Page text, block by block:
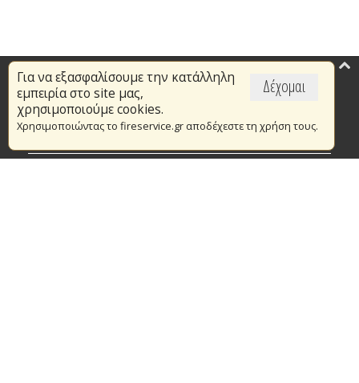
Δέχομαι
Για να εξασφαλίσουμε την κατάλληλη
εμπειρία στο site μας,
χρησιμοποιούμε cookies.
Χρησιμοποιώντας το fireservice.gr αποδέχεστε τη χρήση τους.
Επικαιρότητα
Το Πυροσβεστικό Σώμα